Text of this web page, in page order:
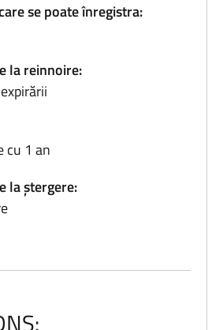
se poate înregistra:
la reinnoire:
cu 1 an
la ștergere: